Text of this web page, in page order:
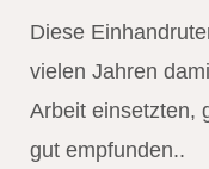
Diese
vielen Jahren
Arbeit einsetzten,
gut empfunden..